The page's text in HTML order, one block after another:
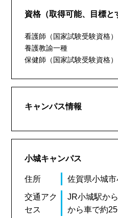
資格（取得可能、目標と
看護師（国家試験受験資格）
養護教諭一種
保健師（国家試験受験資格）
キャンパス情報
小城キャンパス
住所 佐賀県小城
交通アク
セス
JR小城駅か
から車で約